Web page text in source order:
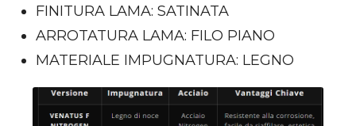
FINITURA LAMA: SATINATA
ARROTATURA LAMA: FILO PIANO
MATERIALE IMPUGNATURA: LEGNO